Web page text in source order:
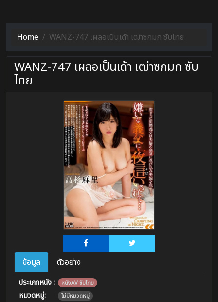
Home WANZ-747 เผลอเป็นเด้า เฒ่าซกมก ซับไทย
WANZ-747 เผลอเป็นเด้า เฒ่าซกมก ซับ
ไทย
ข้อมูล ตัวอย่าง
ประเภทหนัง : หนังAV ซับไทย
หมวดหมู่: ไม่มีหมวดหมู่